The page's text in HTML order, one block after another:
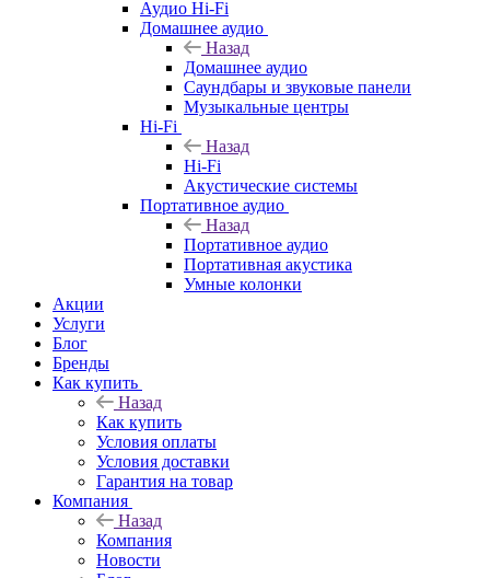
Аудио Hi-Fi
Домашнее аудио
Назад
Домашнее аудио
Саундбары и звуковые панели
Музыкальные центры
Hi-Fi
Назад
Hi-Fi
Акустические системы
Портативное аудио
Назад
Портативное аудио
Портативная акустика
Умные колонки
Акции
Услуги
Блог
Бренды
Как купить
Назад
Как купить
Условия оплаты
Условия доставки
Гарантия на товар
Компания
Назад
Компания
Новости